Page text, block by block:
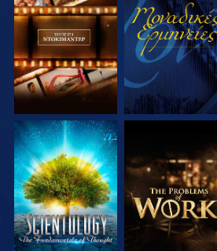
ΕΞΕΡΕΥΝΗΣΤΕ ΤΗ
ΣΕΙΡΑ
ΕΞΕΡΕΥΝΗΣΤΕ ΤΗ
ΣΕΙΡΑ
ΕΞΕΡΕΥΝΗΣΤΕ ΤΗ
ΣΕΙΡΑ